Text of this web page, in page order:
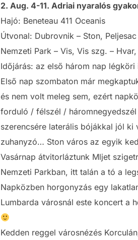
2. Aug. 4-11. Adriai nyaralós
Hajó: Beneteau 411 Oceanis
Útvonal: Dubrovnik – Ston,
Nemzeti Park – Vis, Vis szg. –
Időjárás: az első három nap
Első nap szombaton már
és nem volt meleg sem, ezért
forduló / félszél /
szerencsére laterális bójákkal jól
zuhanyzó… Ston város az egyik
Vasárnap átvitorláztunk Mljet
Nemzeti Parkban, itt talán a tó a
Napközben horgonyzás egy
Lumbarda városnál este koncert a
Kedden reggel városnézés